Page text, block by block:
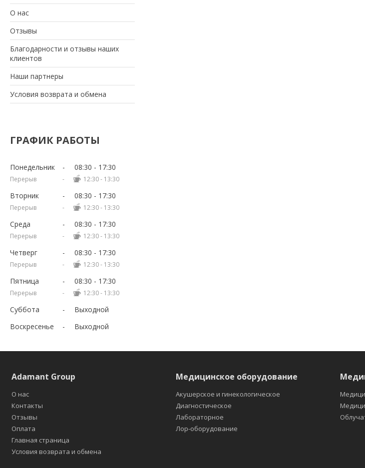
О нас
Отзывы
Благодарности и отзывы наших
клиентов
Наши партнеры
Условия возврата и обмена
ГРАФИК РАБОТЫ
Понедельник 08:30 17:30
12:30 13:30
Вторник 08:30 17:30
12:30 13:30
Среда 08:30 17:30
12:30 13:30
Четверг 08:30 17:30
12:30 13:30
Пятница 08:30 17:30
12:30 13:30
Суббота
Выходной
Воскресенье
Выходной
Adamant Group
О нас
Контакты
Отзывы
Оплата
Главная страница
Условия возврата и обмена
Медицинское оборудование
Акушерское и гинекологическое
Диагностическое
Лабораторное
Лор-оборудование